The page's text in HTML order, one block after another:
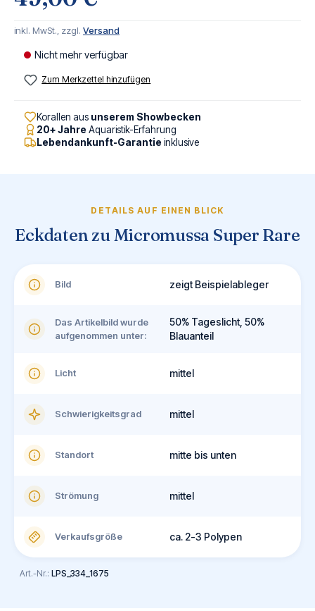
inkl. MwSt., zzgl. Versand
Nicht mehr verfügbar
Zum Merkzettel hinzufügen
Korallen aus unserem Showbecken
20+ Jahre Aquaristik-Erfahrung
Lebendankunft-Garantie inklusive
DETAILS AUF EINEN BLICK
Eckdaten zu Micromussa Super Rare
Bild zeigt Beispielableger
Das Artikelbild wurde
aufgenommen unter:
50% Tageslicht, 50%
Blauanteil
Licht mittel
Schwierigkeitsgrad mittel
Standort mitte bis unten
Strömung mittel
Verkaufsgröße ca. 2-3 Polypen
Art.-Nr.: LPS_334_1675